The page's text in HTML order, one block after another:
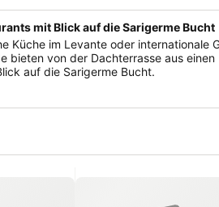
mit Blick auf die Sarigerme Bucht
Küche im Levante oder internationale
bieten von der Dachterrasse aus einen
auf die Sarigerme Bucht.